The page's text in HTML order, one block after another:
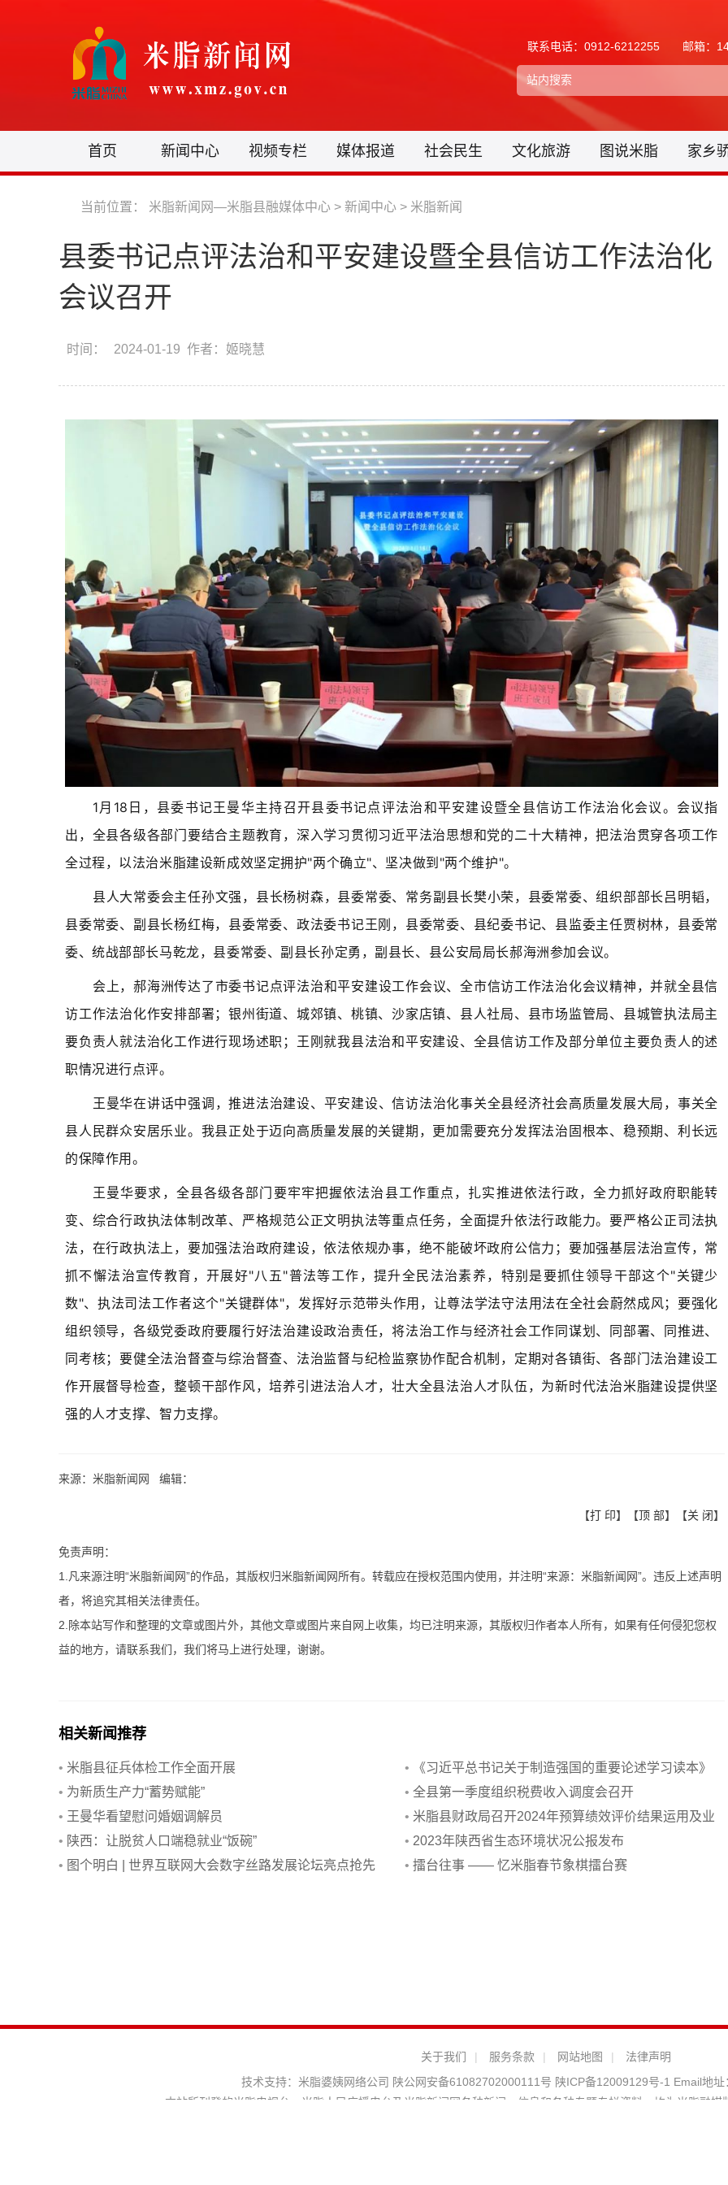
联系电话：0912-6212255 邮箱：
首页 新闻中心 视频专栏 媒体报道 社会民生 文化旅游 图说米脂 家乡
当前位置： 米脂新闻网—米脂县融媒体中心 > 新闻中心 > 米脂新闻
县委书记点评法治和平安建设暨全县信访工作法治化
会议召开
时间： 2024-01-19 作者：姬晓慧
​1月18日，县委书记王曼华主持召开县委书记点评法治和平安建设暨全县信访工作法治化会议。会议指
出，全县各级各部门要结合主题教育，深入学习贯彻习近平法治思想和党的二十大精神，把法治贯穿各项工作
全过程，以法治米脂建设新成效坚定拥护"两个确立"、坚决做到"两个维护"。
县人大常委会主任孙文强，县长杨树森，县委常委、常务副县长樊小荣，县委常委、组织部部长吕明韬，
县委常委、副县长杨红梅，县委常委、政法委书记王刚，县委常委、县纪委书记、县监委主任贾树林，县委常
委、统战部部长马乾龙，县委常委、副县长孙定勇，副县长、县公安局局长郝海洲参加会议。
会上，郝海洲传达了市委书记点评法治和平安建设工作会议、全市信访工作法治化会议精神，并就全县信
访工作法治化作安排部署；银州街道、城郊镇、桃镇、沙家店镇、县人社局、县市场监管局、县城管执法局主
要负责人就法治化工作进行现场述职；王刚就我县法治和平安建设、全县信访工作及部分单位主要负责人的述
职情况进行点评。
王曼华在讲话中强调，推进法治建设、平安建设、信访法治化事关全县经济社会高质量发展大局，事关全
县人民群众安居乐业。我县正处于迈向高质量发展的关键期，更加需要充分发挥法治固根本、稳预期、利长远
的保障作用。
王曼华要求，全县各级各部门要牢牢把握依法治县工作重点，扎实推进依法行政，全力抓好政府职能转
变、综合行政执法体制改革、严格规范公正文明执法等重点任务，全面提升依法行政能力。要严格公正司法执
法，在行政执法上，要加强法治政府建设，依法依规办事，绝不能破坏政府公信力；要加强基层法治宣传，常
抓不懈法治宣传教育，开展好"八五"普法等工作，提升全民法治素养，特别是要抓住领导干部这个"关键少
数"、执法司法工作者这个"关键群体"，发挥好示范带头作用，让尊法学法守法用法在全社会蔚然成风；要强化
组织领导，各级党委政府要履行好法治建设政治责任，将法治工作与经济社会工作同谋划、同部署、同推进、
同考核；要健全法治督查与综治督查、法治监督与纪检监察协作配合机制，定期对各镇街、各部门法治建设工
作开展督导检查，整顿干部作风，培养引 进法治人才，壮大全县法治人才队伍，为新时代法治米脂建设提供坚
强的人才支撑、智力支撑。
来源：米脂新闻网 编辑：
【打 印】【顶 部】【关 闭】
免责声明：
1.凡来源注明“米脂新闻网”的作品，其版权归米脂新闻网所有。转载应在授权范围内使用，并注明“来源：米脂新闻网”。违反上述声明
者，将追究其相关法律责任。
2.除本站写作和整理的文章或图片外，其他文章或图片来自网上收集，均已注明来源，其版权归作者本人所有，如果有任何侵犯您权
益的地方，请联系我们，我们将马上进行处理，谢谢。
相关新闻推荐
• 米脂县征兵体检工作全面开展 •
《习近平总书记关于制造强国的重要论述学习读本》
出版发行
• 为新质生产力“蓄势赋能” • 全县第一季度组织税费收入调度会召开
• 王曼华看望慰问婚姻调解员 • 米脂县财政局召开2024年预算绩效评价结果运用及业
务培训会
• 陕西：让脱贫人口端稳就业“饭碗” • 2023年陕西省生态环境状况公报发布
• 图个明白 | 世界互联网大会数字丝路发展论坛亮点抢先
• 擂台往事 —— 忆米脂春节象棋擂台赛
关于我们 | 服务条款 | 网站地图 |
法律声明
技术支持： 米脂婆姨网络公司 陕公网安备61082702000111号 陕ICP备12009129号-1 Email地址
本站所刊登的米脂电视台、米脂人民广播电台及米脂新闻网各种新闻﹑信息和各种专题专栏资料，均为米脂融